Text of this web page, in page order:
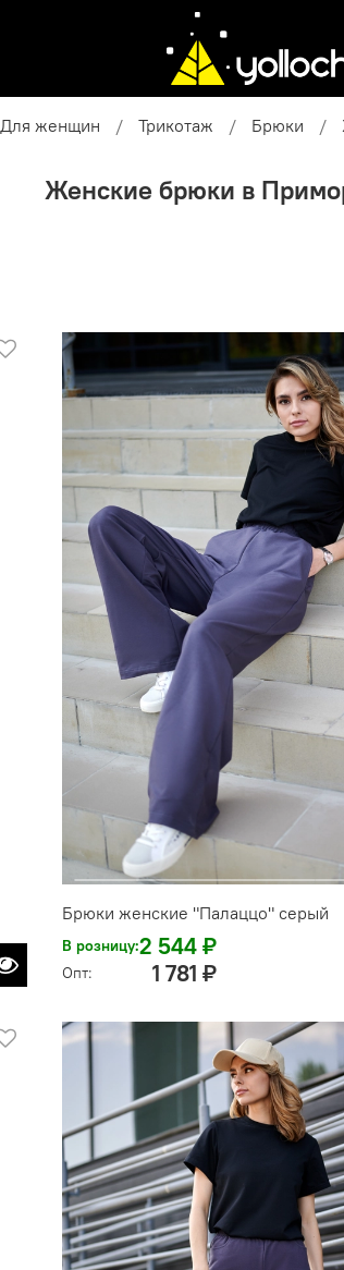
Для женщин Трикотаж Брюки
Женские брюки в
Брюки женские "Палаццо" серый
В розницу:2 544 ₽
Опт: 1 781 ₽